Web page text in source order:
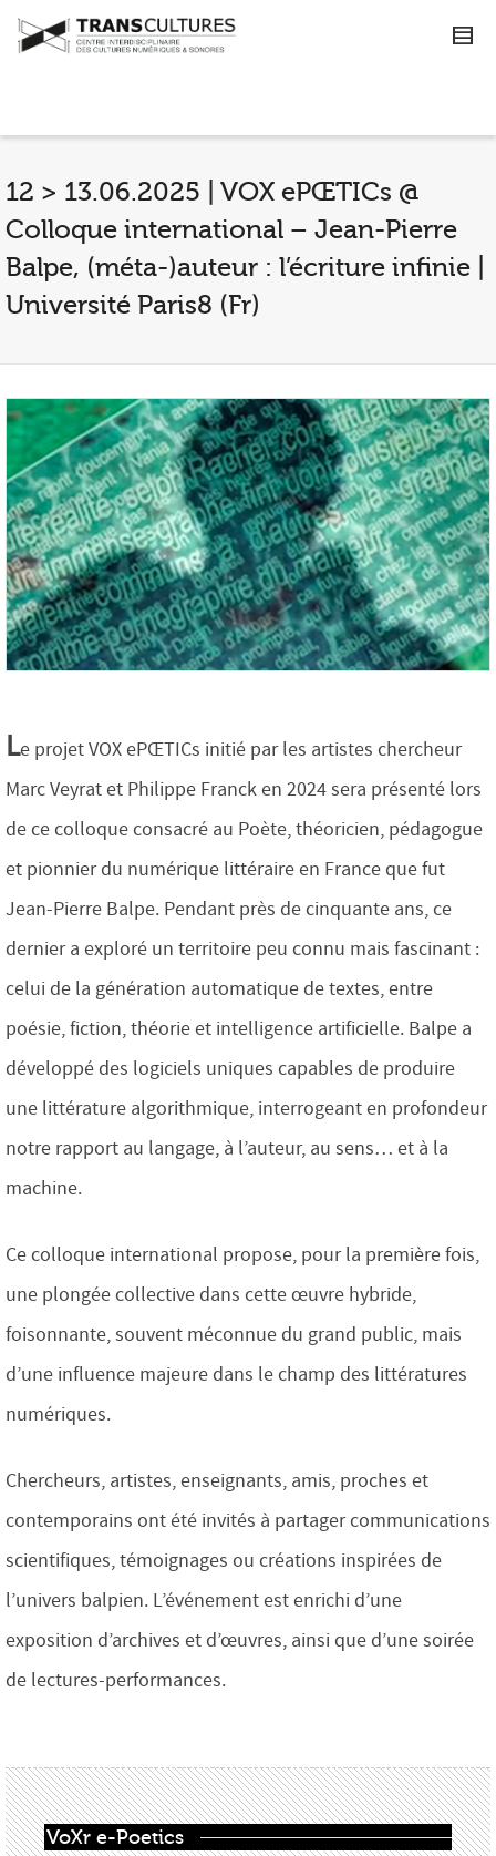
12 > 13.06.2025 | VOX ePŒTICs @
Colloque international – Jean-Pierre
Balpe, (méta-)auteur : l’écriture infinie |
Université Paris8 (Fr)
Le projet VOX ePŒTICs initié par les artistes chercheur
Marc Veyrat et Philippe Franck en 2024 sera présenté lors
de ce colloque consacré au Poète, théoricien, pédagogue
et pionnier du numérique littéraire en France que fut
Jean-Pierre Balpe. Pendant près de cinquante ans, ce
dernier a exploré un territoire peu connu mais fascinant :
celui de la génération automatique de textes, entre
poésie, fiction, théorie et intelligence artificielle. Balpe a
développé des logiciels uniques capables de produire
une littérature algorithmique, interrogeant en profondeur
notre rapport au langage, à l’auteur, au sens… et à la
machine.
Ce colloque international propose, pour la première fois,
une plongée collective dans cette œuvre hybride,
foisonnante, souvent méconnue du grand public, mais
d’une influence majeure dans le champ des littératures
numériques.
Chercheurs, artistes, enseignants, amis, proches et
contemporains ont été invités à partager communications
scientifiques, témoignages ou créations inspirées de
l’univers balpien. L’événement est enrichi d’une
exposition d’archives et d’œuvres, ainsi que d’une soirée
de lectures-performances.
VoXr e-Poetics